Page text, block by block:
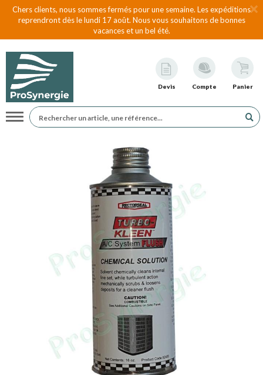
Chers clients, nous sommes fermés pour une semaine. Les expéditions
reprendront dès le lundi 17 août. Nous vous souhaitons de bonnes
vacances et un bel été.
Devis Compte Panier
Navigation